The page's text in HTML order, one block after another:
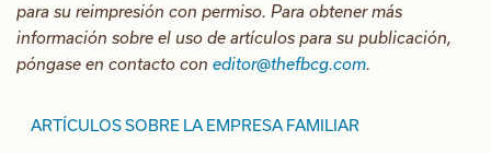
para su reimpresión con permiso. Para obtener más
información sobre el uso de artículos para su publicación,
póngase en contacto con editor@thefbcg.com.
ARTÍCULOS SOBRE LA EMPRESA FAMILIAR